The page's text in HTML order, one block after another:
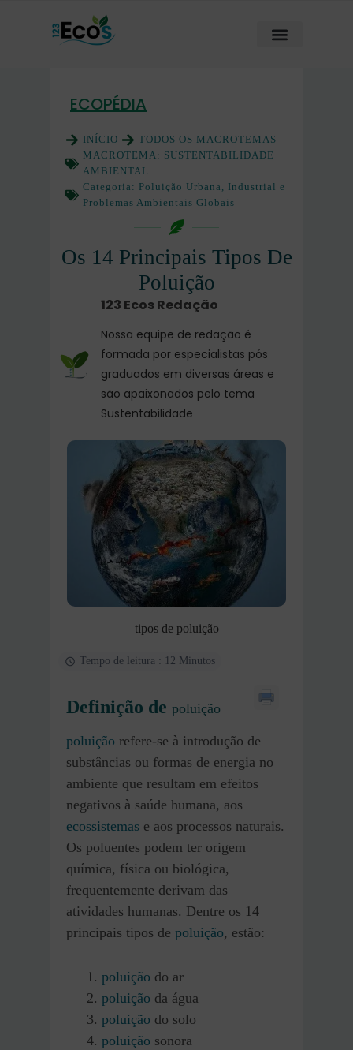
ECOPÉDIA
INÍCIO
TODOS OS MACROTEMAS
MACROTEMA: SUSTENTABILIDADE
AMBIENTAL
Categoria: Poluição Urbana, Industrial e
Problemas Ambientais Globais
Os 14 Principais Tipos De
Poluição
123 Ecos Redação
Nossa equipe de redação é
formada por especialistas pós
graduados em diversas áreas e
são apaixonados pelo tema
Sustentabilidade
tipos de poluição
Tempo de leitura : 12 Minutos
Definição de poluição
poluição refere-se à introdução de
substâncias ou formas de energia no
ambiente que resultam em efeitos
negativos à saúde humana, aos
ecossistemas e aos processos naturais.
Os poluentes podem ter origem
química, física ou biológica,
frequentemente derivam das
atividades humanas. Dentre os 14
principais tipos de poluição, estão:
poluição do ar
poluição da água
poluição do solo
poluição sonora